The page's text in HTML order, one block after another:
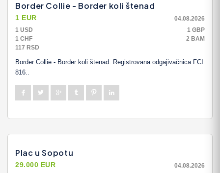
Border Collie - Border koli štenad
1 EUR
04.08.2026
1 USD
1 GBP
1 CHF
2 BAM
117 RSD
Border Collie - Border koli štenad. Registrovana odgajivačnica FCI
816..
Plac u Sopotu
29.000 EUR
04.08.2026